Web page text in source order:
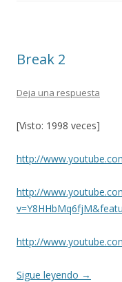
k
Break 2
Deja una respuesta
[Visto: 1998 veces]
http://
http://
http://
Sigue leyendo →